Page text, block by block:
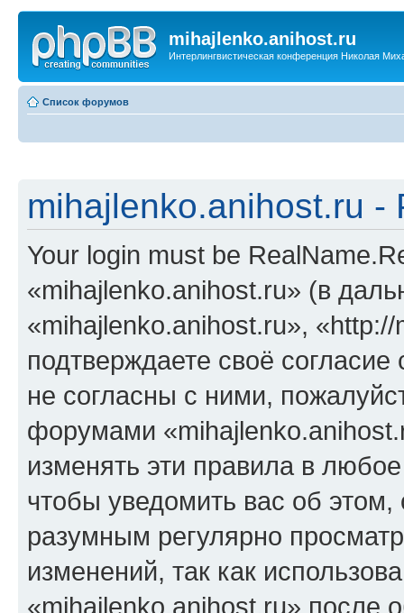
mihajlenko.anihost.ru
Интерлингвистическая конференция Николая
Список форумов
mihajlenko.anihost.ru -
Your login must be
«mihajlenko.anihost.ru» (в
«mihajlenko.anihost.ru»,
подтверждаете своё
не согласны с ними,
форумами
изменять эти правила в
чтобы уведомить вас об
разумным регулярно
изменений, так как
«mihajlenko.anihost.ru» после